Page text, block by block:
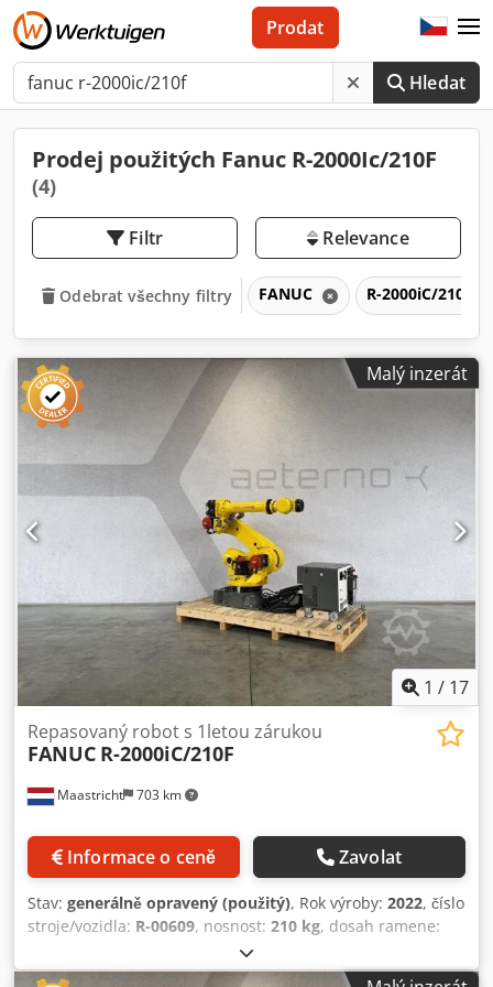
Hledat
Prodat
Prodej použitých Fanuc R-2000Ic/210F
(4)
Filtr Relevance
Odebrat všechny filtry FANUC R-2000iC/210F
Malý inzerát
1 / 17
Maastricht 703 km
Repasovaný robot s 1letou zárukou
FANUC R-2000iC/210F
Informace o ceně Zavolat
Stav: generálně opravený (použitý), Rok výroby: 2022, číslo
stroje/vozidla: R-00609, nosnost: 210 kg, dosah ramene:
, výrobce řídicích jednotek:
výrobce ovládacích panelů:A05B-2255-C101#EGN,